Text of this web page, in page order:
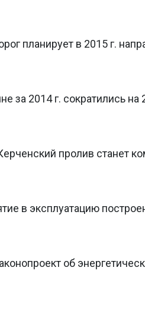
планирует в 2015 г.
за 2014 г. сократились на
пролив станет
в эксплуатацию
об